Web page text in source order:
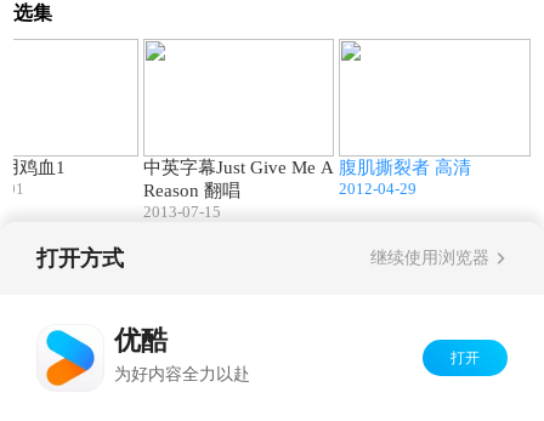
选集
鸡血1
01
中英字幕Just Give Me A
Reason 翻唱
2013-07-15
腹肌撕裂者 高清
2012-04-29
打开方式 继续使用浏览器
优酷
为好内容全力以赴
打开